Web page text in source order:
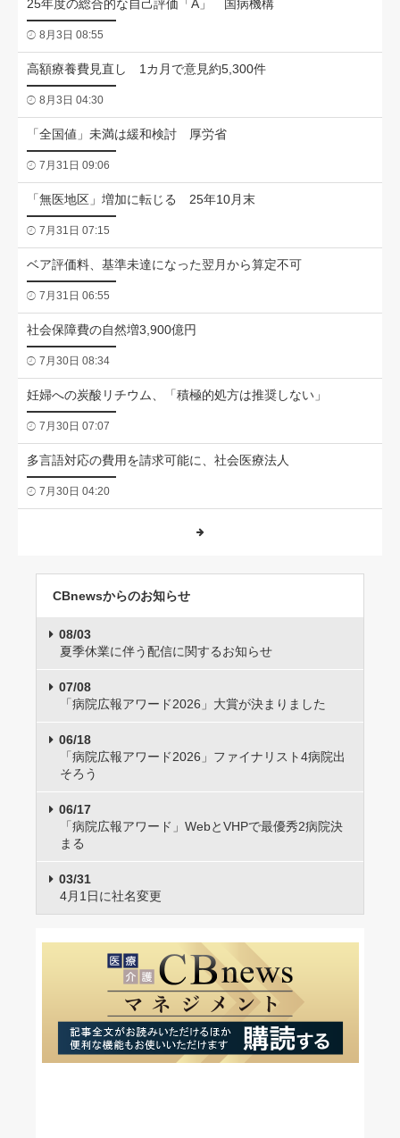
25年度の総合的な自己評価「A」 国病機構
8月3日 08:55
高額療養費見直し 1カ月で意見約5,300件
8月3日 04:30
「全国値」未満は緩和検討 厚労省
7月31日 09:06
「無医地区」増加に転じる 25年10月末
7月31日 07:15
ベア評価料、基準未達になった翌月から算定不可
7月31日 06:55
社会保障費の自然増3,900億円
7月30日 08:34
妊婦への炭酸リチウム、「積極的処方は推奨しない」
7月30日 07:07
多言語対応の費用を請求可能に、社会医療法人
7月30日 04:20
CBnewsからのお知らせ
08/03
夏季休業に伴う配信に関するお知らせ
07/08
「病院広報アワード2026」大賞が決まりました
06/18
「病院広報アワード2026」ファイナリスト4病院出
そろう
06/17
「病院広報アワード」WebとVHPで最優秀2病院決
まる
03/31
4月1日に社名変更